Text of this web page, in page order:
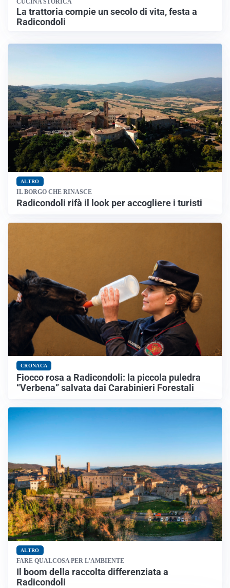
CUCINA STORICA
La trattoria compie un secolo di vita, festa a
Radicondoli
ALTRO
IL BORGO CHE RINASCE
Radicondoli rifà il look per accogliere i turisti
CRONACA
Fiocco rosa a Radicondoli: la piccola puledra
“Verbena” salvata dai Carabinieri Forestali
ALTRO
FARE QUALCOSA PER L'AMBIENTE
Il boom della raccolta differenziata a
Radicondoli